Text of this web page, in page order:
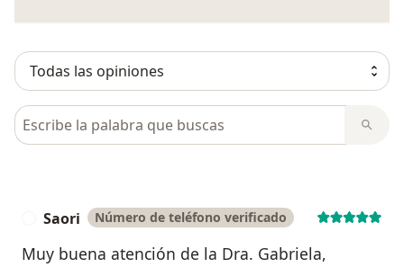
Busca en opiniones
Saori Número de teléfono verificado
Muy buena atención de la Dra. Gabriela,